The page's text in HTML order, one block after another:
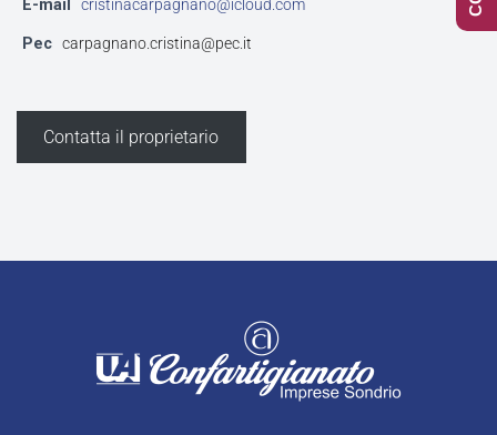
E-mail cristinacarpagnano@icloud.com
Pec carpagnano.cristina@pec.it
Contatta il proprietario